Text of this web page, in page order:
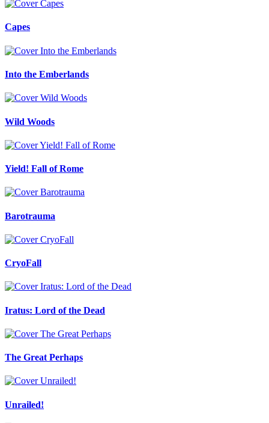
Capes
Into the Emberlands
Wild Woods
Yield! Fall of Rome
Barotrauma
CryoFall
Iratus: Lord of the Dead
The Great Perhaps
Unrailed!